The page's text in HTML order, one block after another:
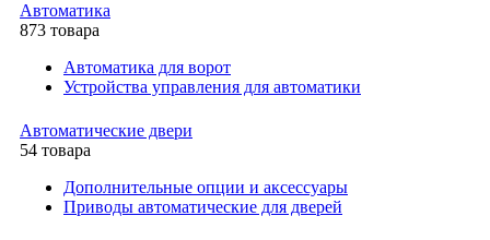
Автоматика
873 товара
Автоматика для ворот
Устройства управления для автоматики
Автоматические двери
54 товара
Дополнительные опции и аксессуары
Приводы автоматические для дверей